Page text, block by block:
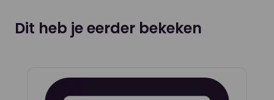
Dit heb je eerder bekeken